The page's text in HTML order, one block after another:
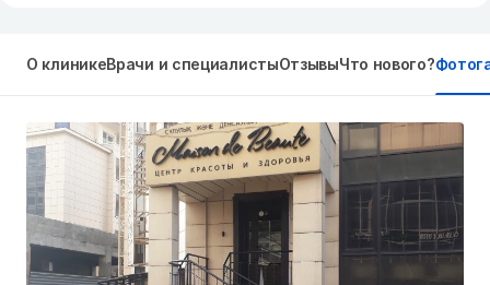
О клиникеВрачи и специалистыОтзывыЧто нового?